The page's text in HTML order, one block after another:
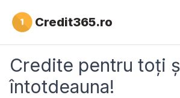
Credit365.ro
Credite pentru toți
întotdeauna!